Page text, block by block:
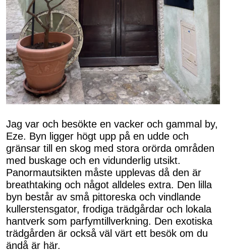
Jag var och besökte en vacker och gammal by,
Eze. Byn ligger högt upp på en udde och
gränsar till en skog med stora orörda områden
med buskage och en vidunderlig utsikt.
Panormautsikten måste upplevas då den är
breathtaking och något alldeles extra. Den lilla
byn består av små pittoreska och vindlande
kullerstensgator, frodiga trädgårdar och lokala
hantverk som parfymtillverkning. Den exotiska
trädgården är också väl värt ett besök om du
ändå är här.